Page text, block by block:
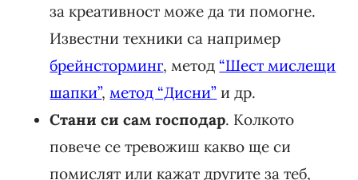
за креативност може да ти помогне.
Известни техники са например
брейнсторминг, метод “Шест мислещи
шапки”,метод “Дисни” и др.
Стани си сам господар. Колкото
повече се тревожиш какво ще си
помислят или кажат другите за теб,